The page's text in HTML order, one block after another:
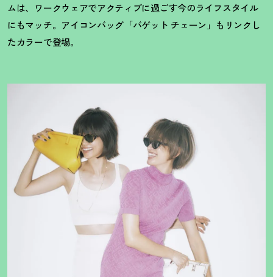
ムは、ワークウェアでアクティブに過ごす今のライフスタイル
にもマッチ。アイコンバッグ「バゲット チェーン」もリンクし
たカラーで登場。